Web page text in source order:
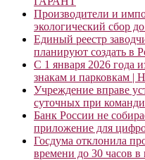
Производители и
экологический сбор
Единый реестр
планируют создать в
С 1 января 2026 года
знакам и парковкам |
Учреждение вправе
суточных при
Банк России не
приложение для
Госдума отклонила
времени до 30 часов